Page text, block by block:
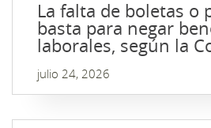
La falta de boletas o
basta para negar
laborales, según la
julio 24, 2026